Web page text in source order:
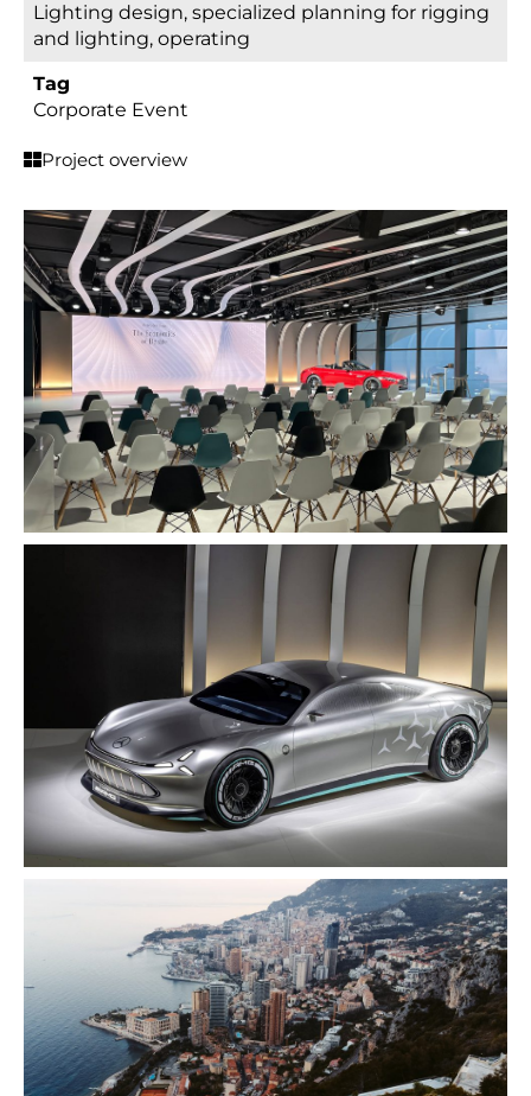
lighting design, specialized planning for rigging
and lighting, operating
Tag
Corporate Event
Project overview